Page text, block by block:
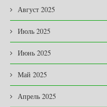
Август 2025
Июль 2025
Июнь 2025
Май 2025
Апрель 2025